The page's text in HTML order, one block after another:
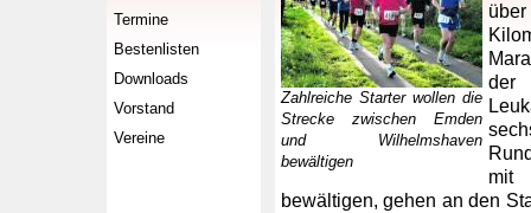
Termine
Bestenlisten
Downloads
Vorstand
Vereine
Zahlreiche Starter wollen die
Strecke zwischen Emden
und Wilhelmshaven
bewältigen
der
mit
bewältigen, gehen an den